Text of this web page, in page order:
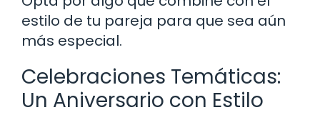
estilo de tu pareja para que sea aún
más especial.
Celebraciones Temáticas:
Un Aniversario con Estilo